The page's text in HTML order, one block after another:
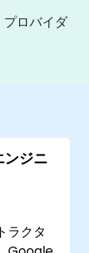
ロバイダ
ジニ
ラクタ